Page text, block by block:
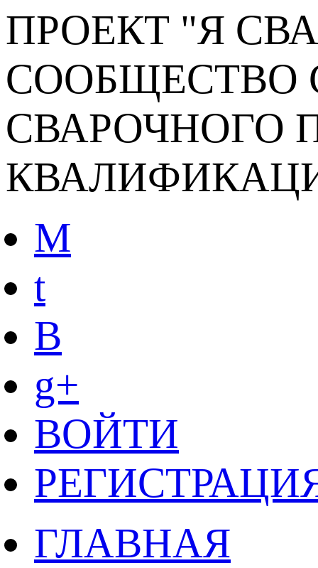
ПРОЕКТ "Я
СООБЩЕСТВО
СВАРОЧНОГО
M
t
B
g+
ВОЙТИ
ГЛАВНАЯ